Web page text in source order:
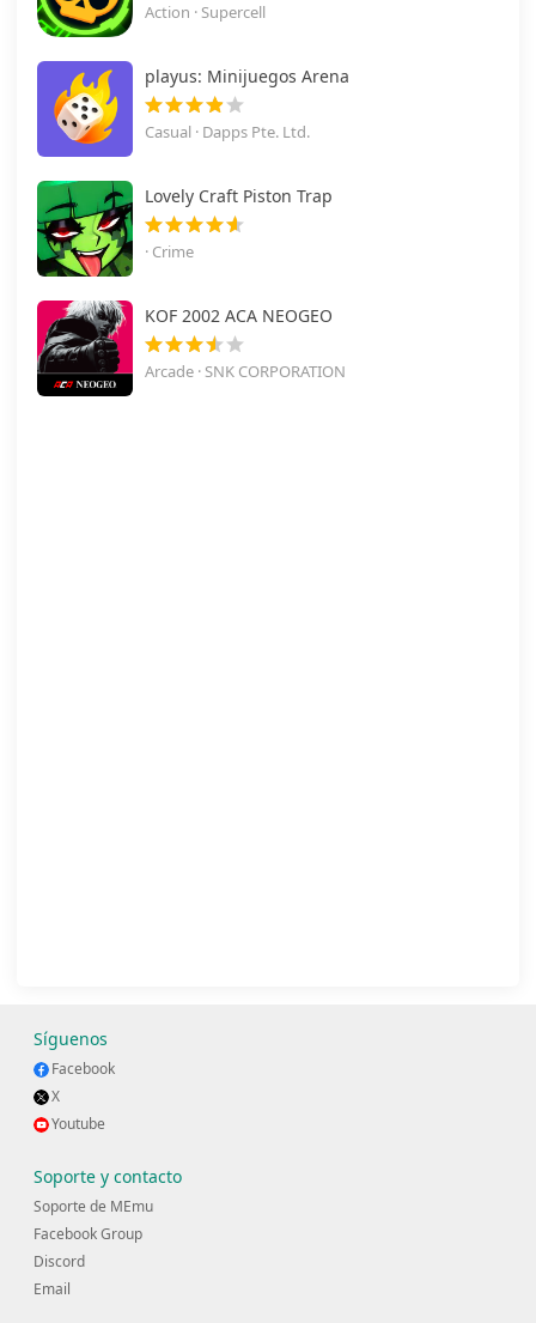
Action · Supercell
playus: Minijuegos Arena
Casual · Dapps Pte. Ltd.
Lovely Craft Piston Trap
· Crime
KOF 2002 ACA NEOGEO
Arcade · SNK CORPORATION
Síguenos
Facebook
X
Youtube
Soporte y contacto
Soporte de MEmu
Facebook Group
Discord
Email